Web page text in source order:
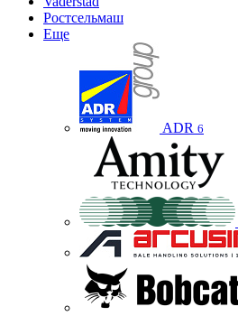
Ростсельмаш
Еще
ADR 6